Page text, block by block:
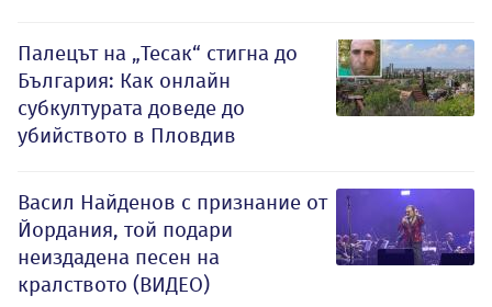
Палецът на „Тесак“ стигна до
България: Как онлайн
субкултурата доведе до
убийството в Пловдив
Васил Найденов с признание от
Йордания, той подари
неиздадена песен на
кралството (ВИДЕО)